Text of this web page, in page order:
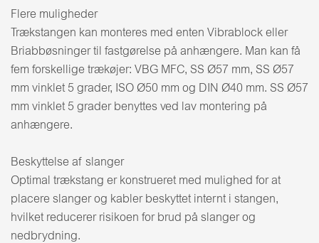
Flere muligheder
Trækstangen kan monteres med enten Vibrablock eller
Briabbøsninger til fastgørelse på anhængere. Man kan få
fem forskellige trækøjer: VBG MFC, SS Ø57 mm, SS Ø57
mm vinklet 5 grader, ISO Ø50 mm og DIN Ø40 mm. SS Ø57
mm vinklet 5 grader benyttes ved lav montering på
anhængere.
Beskyttelse af slanger
Optimal trækstang er konstrueret med mulighed for at
placere slanger og kabler beskyttet internt i stangen,
hvilket reducerer risikoen for brud på slanger og
nedbrydning.